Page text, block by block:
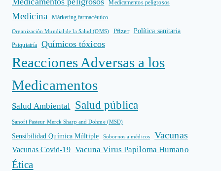
Medicamentos peligrosos
Medicina Márketing farmacéutico
Organización Mundial de la Salud (OMS) Pfizer Política sanitaria
Psiquiatría Químicos tóxicos
Reacciones Adversas a los
Medicamentos
Salud Ambiental Salud pública
Sanofi Pasteur Merck Sharp and Dohme (MSD)
Sensibilidad Química Múltiple Sobornos a médicos Vacunas
Vacunas Covid-19 Vacuna Virus Papiloma Humano
Ética